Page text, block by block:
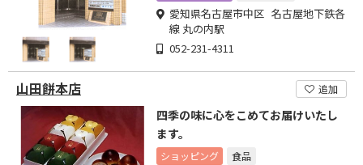
愛知県名古屋市中区 名古屋地下鉄各
線 丸の内駅
052-231-4311
山田餅本店 追加
四季の味に心をこめてお届けいたし
ます。
ショッピング 食品